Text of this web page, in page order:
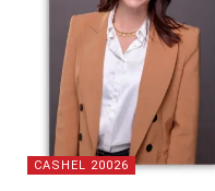
CASHEL 20026